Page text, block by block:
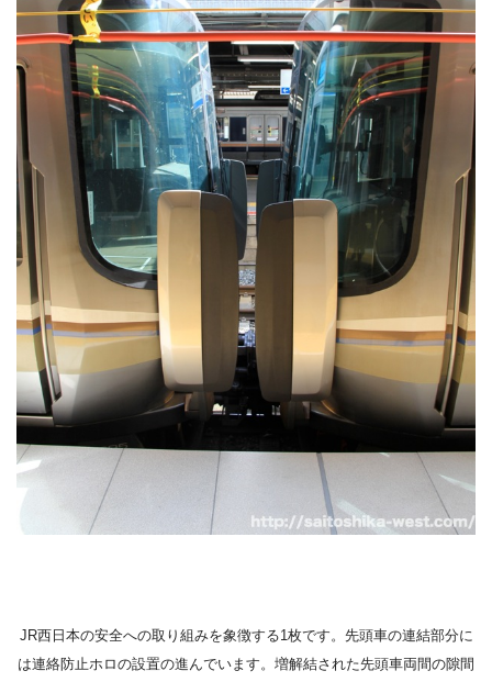
JR西日本の安全への取り組みを象徴する1枚です。先頭車の連結部分に
は連絡防止ホロの設置の進んでいます。増解結された先頭車両間の隙間